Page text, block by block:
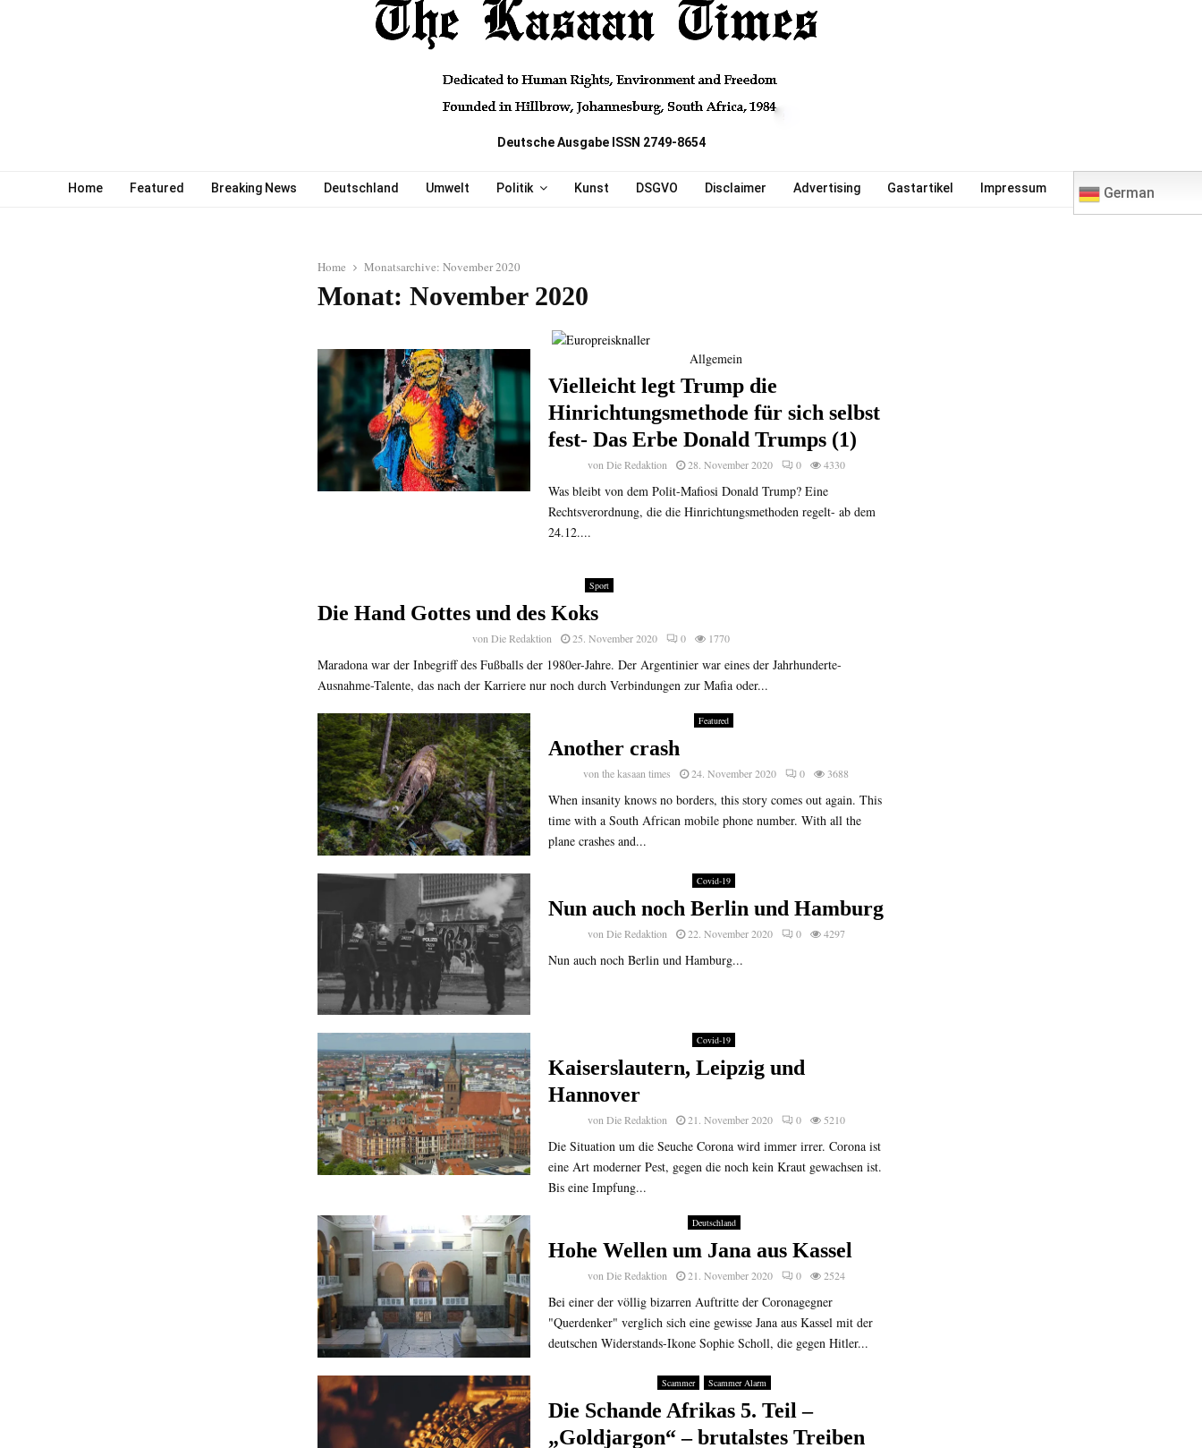
Deutsche Ausgabe ISSN 2749-8654
Home Featured Breaking News Deutschland Umwelt Politik Kunst DSGVO Disclaimer Advertising Gastartikel Impressum German
Home Monatsarchive: November 2020
Monat: November 2020
Allgemein
Vielleicht legt Trump die
Hinrichtungsmethode für sich selbst
fest- Das Erbe Donald Trumps (1)
vonDie Redaktion 28. November 2020 0 4330
Was bleibt von dem Polit-Mafiosi Donald Trump? Eine
Rechtsverordnung, die die Hinrichtungsmethoden regelt- ab dem
24.12....
Sport
Die Hand Gottes und des Koks
vonDie Redaktion 25. November 2020 0 1770
Maradona war der Inbegriff des Fußballs der 1980er-Jahre. Der Argentinier war eines der Jahrhunderte-
Ausnahme-Talente, das nach der Karriere nur noch durch Verbindungen zur Mafia oder...
Featured
Another crash
vonthe kasaan times 24. November 2020 0 3688
When insanity knows no borders, this story comes out again. This
time with a South African mobile phone number. With all the
plane crashes and...
Covid-19
Nun auch noch Berlin und Hamburg
von Die Redaktion 22. November 2020 0 4297
Nun auch noch Berlin und Hamburg...
Covid-19
Kaiserslautern, Leipzig und
Hannover
vonDie Redaktion 21. November 2020 0 5210
Die Situation um die Seuche Corona wird immer irrer. Corona ist
eine Art moderner Pest, gegen die noch kein Kraut gewachsen ist.
Bis eine Impfung...
Deutschland
Hohe Wellen um Jana aus Kassel
vonDie Redaktion 21. November 2020 0 2524
Bei einer der völlig bizarren Auftritte der Coronagegner
"Querdenker" verglich sich eine gewisse Jana aus Kassel mit der
deutschen Widerstands-Ikone Sophie Scholl, die gegen Hitler...
Scammer Scammer Alarm
Die Schande Afrikas 5. Teil –
„Goldjargon“ – brutalstes Treiben